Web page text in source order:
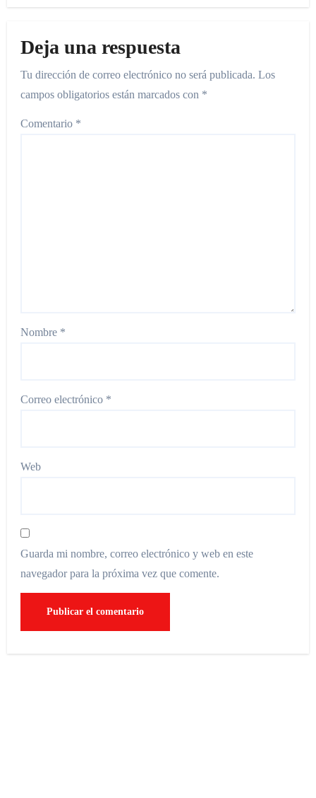
Deja una respuesta
Tu dirección de correo electrónico no será publicada. Los
campos obligatorios están marcados con *
Comentario *
Nombre *
Correo electrónico *
Web
Guarda mi nombre, correo electrónico y web en este
navegador para la próxima vez que comente.